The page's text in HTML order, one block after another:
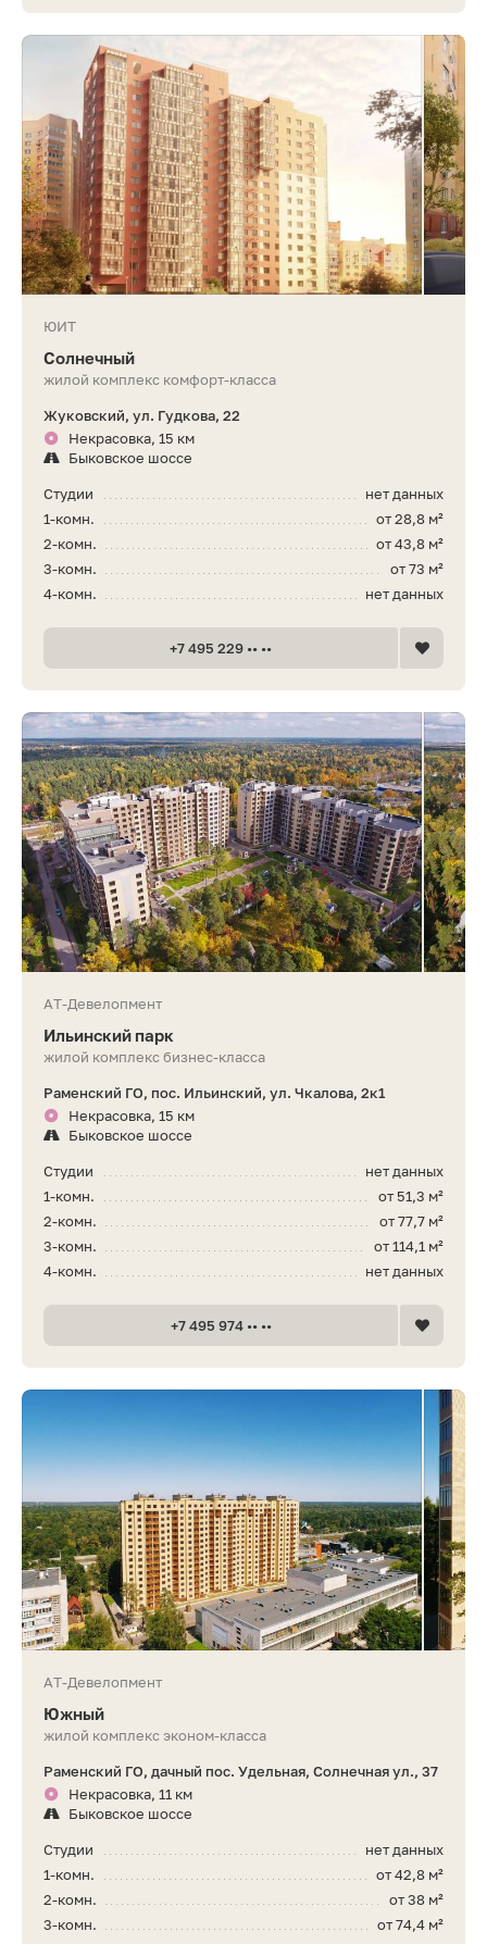
ЮИТ
Солнечный
жилой комплекс комфорт-класса
Жуковский, ул. Гудкова, 22
Некрасовка, 15 км
Быковское шоссе
нет данных
Студии
от 28,8 м²
1-комн.
от 43,8 м²
2-комн.
от 73 м²
3-комн.
нет данных
4-комн.
+7 495 229 •• ••
АТ-Девелопмент
Ильинский парк
жилой комплекс бизнес-класса
Раменский ГО, пос. Ильинский, ул. Чкалова, 2к1
Некрасовка, 15 км
Быковское шоссе
нет данных
Студии
от 51,3 м²
1-комн.
от 77,7 м²
2-комн.
от 114,1 м²
3-комн.
нет данных
4-комн.
+7 495 974 •• ••
АТ-Девелопмент
Южный
жилой комплекс эконом-класса
Раменский ГО, дачный пос. Удельная, Солнечная ул., 37
Некрасовка, 11 км
Быковское шоссе
нет данных
Студии
от 42,8 м²
1-комн.
от 38 м²
2-комн.
от 74,4 м²
3-комн.